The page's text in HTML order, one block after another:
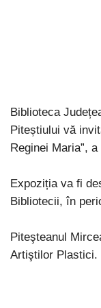
Biblioteca
Piteștiului vă
Reginei Maria”,
Expoziția va fi
Bibliotecii, în
Piteşteanul
Artiştilor Plastici.